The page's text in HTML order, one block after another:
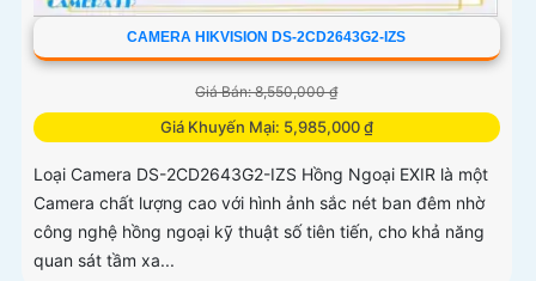
CAMERA HIKVISION DS-2CD2643G2-IZS
Giá Bán: 8,550,000 ₫
Giá Khuyến Mại: 5,985,000 ₫
Loại Camera DS-2CD2643G2-IZS Hồng Ngoại EXIR là một
Camera chất lượng cao với hình ảnh sắc nét ban đêm nhờ
công nghệ hồng ngoại kỹ thuật số tiên tiến, cho khả năng
quan sát tầm xa...